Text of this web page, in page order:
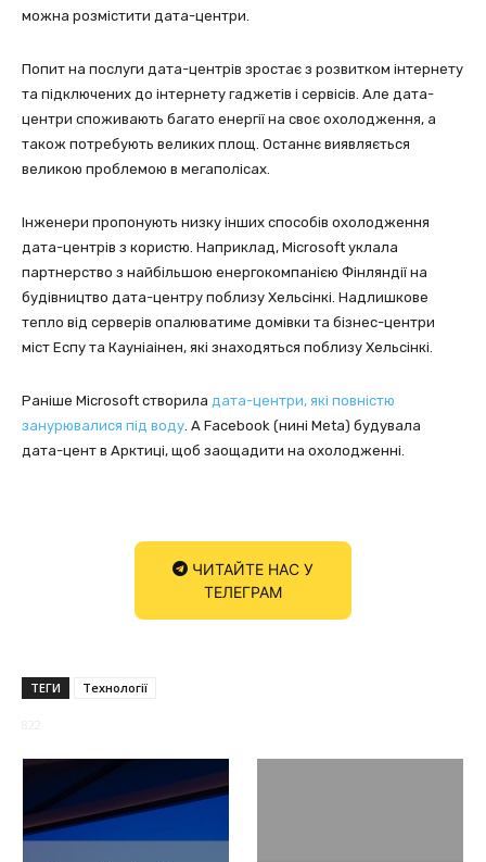
можна розмістити дата-центри.
Попит на послуги дата-центрів зростає з розвитком інтернету
та підключених до інтернету гаджетів і сервісів. Але дата-
центри споживають багато енергії на своє охолодження, а
також потребують великих площ. Останнє виявляється
великою проблемою в мегаполісах.
Інженери пропонують низку інших способів охолодження
дата-центрів з користю. Наприклад, Microsoft уклала
партнерство з найбільшою енергокомпанією Фінляндії на
будівництво дата-центру поблизу Хельсінкі. Надлишкове
тепло від серверів опалюватиме домівки та бізнес-центри
міст Еспу та Кауніаінен, які знаходяться поблизу Хельсінкі.
Раніше Microsoft створила дата-центри, які повністю
занурювалися під воду . А Facebook (нині Meta) будувала
дата-цент в Арктиці, щоб заощадити на охолодженні.
ЧИТАЙТЕ НАС У
ТЕЛЕГРАМ
ТЕГИ Технології